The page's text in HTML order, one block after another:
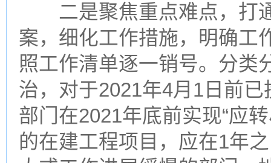
二是聚焦重点难点，打通
案，细化工作措施，明确工
照工作清单逐一销号。分类
治，对于2021年4月1日前
部门在2021年底前实现“应
的在建工程项目，应在1年